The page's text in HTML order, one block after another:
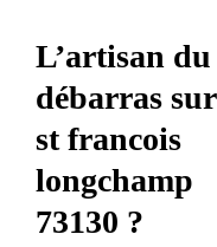
L’artisan du
débarras sur
st francois
longchamp
73130 ?